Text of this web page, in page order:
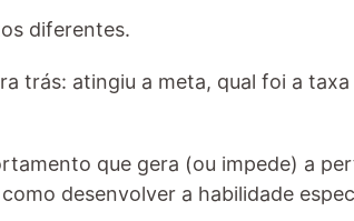
diferentes.
trás: atingiu a meta, qual foi a
que gera (ou impede) a
desenvolver a habilidade